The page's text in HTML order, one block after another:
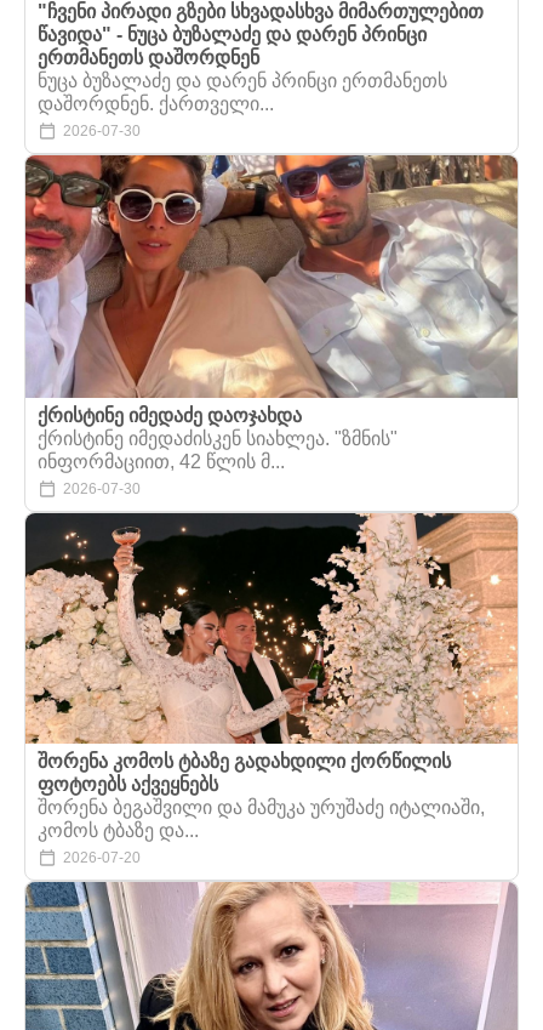
"ჩვენი პირადი გზები სხვადასხვა მიმართულებით
წავიდა" - ნუცა ბუზალაძე და დარენ პრინცი
ერთმანეთს დაშორდნენ
ნუცა ბუზალაძე და დარენ პრინცი ერთმანეთს
დაშორდნენ. ქართველი...
2026-07-30
ქრისტინე იმედაძე დაოჯახდა
ქრისტინე იმედაძისკენ სიახლეა. "ზმნის"
ინფორმაციით, 42 წლის მ...
2026-07-30
შორენა კომოს ტბაზე გადახდილი ქორწილის
ფოტოებს აქვეყნებს
შორენა ბეგაშვილი და მამუკა ურუშაძე იტალიაში,
კომოს ტბაზე და...
2026-07-20